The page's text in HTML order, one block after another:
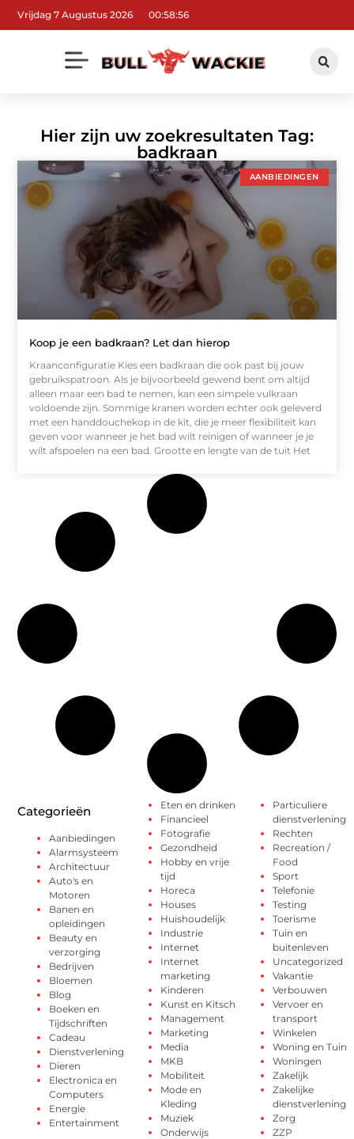
Vrijdag 7 Augustus 2026 00:58:57
Hier zijn uw zoekresultaten Tag:
badkraan
AANBIEDINGEN
Koop je een badkraan? Let dan hierop
Kraanconfiguratie Kies een badkraan die ook past bij jouw
gebruikspatroon. Als je bijvoorbeeld gewend bent om altijd
alleen maar een bad te nemen, kan een simpele vulkraan
voldoende zijn. Sommige kranen worden echter ook geleverd
met een handdouchekop in de kit, die je meer flexibiliteit kan
geven voor wanneer je het bad wilt reinigen of wanneer je je
wilt afspoelen na een bad. Grootte en lengte van de tuit Het
Categorieën
Aanbiedingen
Alarmsysteem
Architectuur
Auto's en
Motoren
Banen en
opleidingen
Beauty en
verzorging
Bedrijven
Bloemen
Blog
Boeken en
Tijdschriften
Cadeau
Dienstverlening
Dieren
Electronica en
Computers
Energie
Entertainment
Eten en drinken
Financieel
Fotografie
Gezondheid
Hobby en vrije
tijd
Horeca
Houses
Huishoudelijk
Industrie
Internet
Internet
marketing
Kinderen
Kunst en Kitsch
Management
Marketing
Media
MKB
Mobiliteit
Mode en
Kleding
Muziek
Onderwijs
Particuliere
dienstverlening
Rechten
Recreation /
Food
Sport
Telefonie
Testing
Toerisme
Tuin en
buitenleven
Uncategorized
Vakantie
Verbouwen
Vervoer en
transport
Winkelen
Woning en Tuin
Woningen
Zakelijk
Zakelijke
dienstverlening
Zorg
ZZP